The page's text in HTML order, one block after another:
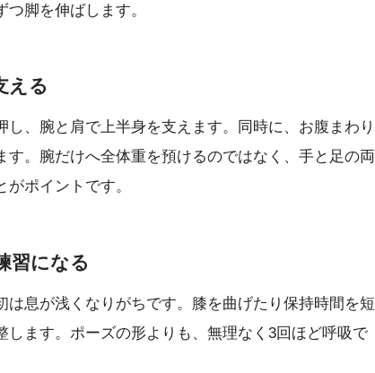
脚を伸ばします。
える
、腕と肩で上半身を支えます。同時に、お腹まわり
す。腕だけへ全体重を預けるのではなく、手と足の両
ポイントです。
習になる
息が浅くなりがちです。膝を曲げたり保持時間を短
します。ポーズの形よりも、無理なく3回ほど呼吸で